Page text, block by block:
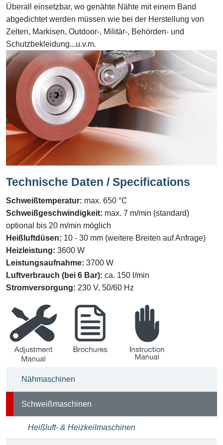
Überall einsetzbar, wo genähte Nähte mit einem Band
abgedichtet werden müssen wie bei der Herstellung von
Zelten, Markisen, Outdoor-, Militär-, Behörden- und
Schutzbekleidung...u.v.m.
Technische Daten / Specifications
Schweißtemperatur: max. 650 °C
Schweißgeschwindigkeit: max. 7 m/min (standard)
optional bis 20 m/min möglich
Heißluftdüsen: 10 - 30 mm (weitere Breiten auf Anfrage)
Heizleistung: 3600 W
Leistungsaufnahme: 3700 W
Luftverbrauch (bei 6 Bar): ca. 150 l/min
Stromversorgung: 230 V, 50/60 Hz
Nähmaschinen
Schweißmaschinen
Heißluft- & Heizkeilmaschinen